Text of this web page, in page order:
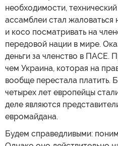
необходимости,
ассамблеи стал жаловаться
и косо посматривать на
передовой нации в мире.
деньги за членство в ПАСЕ.
чем Украина, которая на
вообще перестала платить.
четырех лет европейцы
деле являются
евромайдана.
Будем справедливыми: